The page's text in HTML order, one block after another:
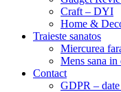
Craft – DYI
Home &
Traieste sanatos
Miercurea
Mens sana in
Contact
GDPR –